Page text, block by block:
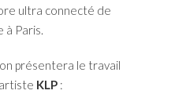
ultra connecté de
à Paris.
présentera le travail
KLP :